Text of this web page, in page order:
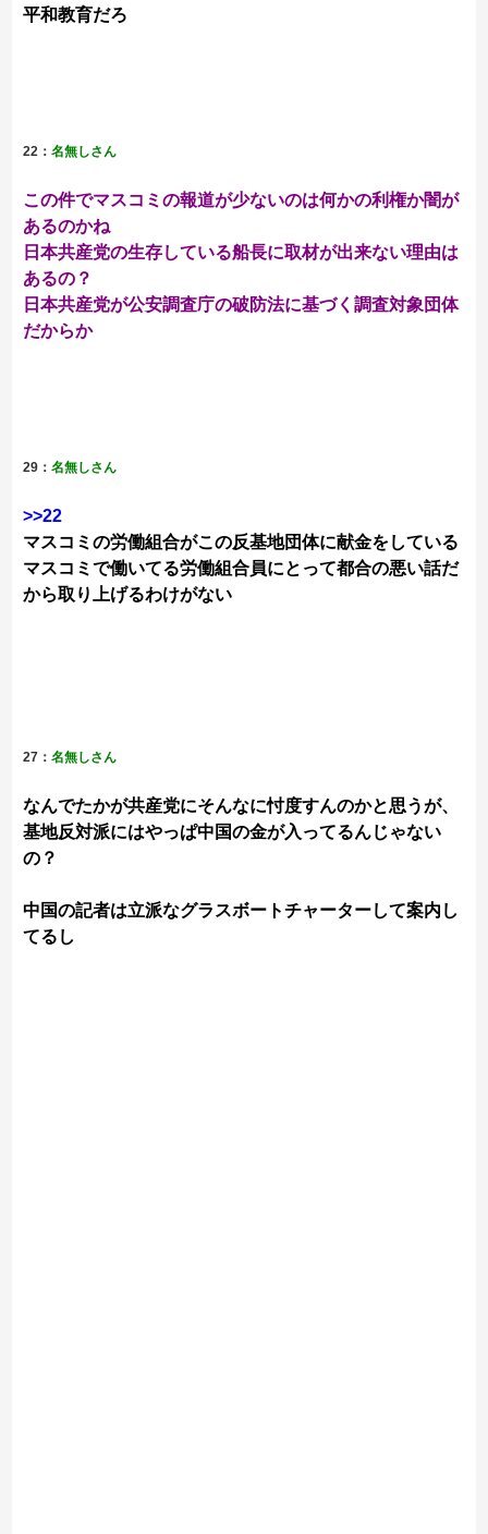
平和教育だろ
22：名無しさん
この件でマスコミの報道が少ないのは何かの利権か闇が
あるのかね
日本共産党の生存している船長に取材が出来ない理由は
あるの？
日本共産党が公安調査庁の破防法に基づく調査対象団体
だからか
29：名無しさん
>>22
マスコミの労働組合がこの反基地団体に献金をしている
マスコミで働いてる労働組合員にとって都合の悪い話だ
から取り上げるわけがない
27：名無しさん
なんでたかが共産党にそんなに忖度すんのかと思うが、
基地反対派にはやっぱ中国の金が入ってるんじゃない
の？
中国の記者は立派なグラスボートチャーターして案内し
てるし